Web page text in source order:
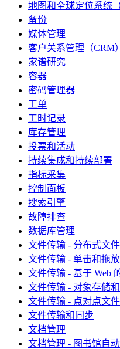
地图和全球定位系统（
备份
媒体管理
客户关系管理（CRM）
家谱研究
容器
密码管理器
工单
工时记录
库存管理
投票和活动
持续集成和持续部署
指标采集
控制面板
搜索引擎
故障排查
数据库管理
文件传输 - 分布式文
文件传输 - 单击和拖
文件传输 - 基于 Web
文件传输 - 对象存储
文件传输 - 点对点文
文件传输和同步
文档管理
文档管理 - 图书馆自